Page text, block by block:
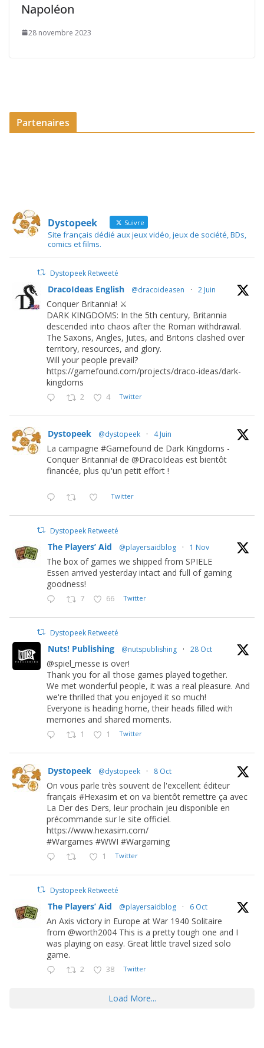
Napoléon
28 novembre 2023
Partenaires
Dystopeek Suivre
Site français dédié aux jeux vidéo, jeux de société, BDs,
comics et films.
Dystopeek Retweeté
DracoIdeas English @dracoideasen · 2 Juin
Conquer Britannia! ⚔️
DARK KINGDOMS: In the 5th century, Britannia
descended into chaos after the Roman withdrawal.
The Saxons, Angles, Jutes, and Britons clashed over
territory, resources, and glory.
Will your people prevail?
https://gamefound.com/projects/draco-ideas/dark-
kingdoms
2 4 Twitter
Dystopeek @dystopeek · 4 Juin
La campagne #Gamefound de Dark Kingdoms -
Conquer Britannia! de @DracoIdeas est bientôt
financée, plus qu'un petit effort !
Twitter
Dystopeek Retweeté
The Players’ Aid @playersaidblog · 1 Nov
The box of games we shipped from SPIELE
Essen arrived yesterday intact and full of gaming
goodness!
7 66 Twitter
Dystopeek Retweeté
Nuts! Publishing @nutspublishing · 28 Oct
@spiel_messe is over!
Thank you for all those games played together.
We met wonderful people, it was a real pleasure. And
we're thrilled that you enjoyed it so much!
Everyone is heading home, their heads filled with
memories and shared moments.
1 1 Twitter
Dystopeek @dystopeek · 8 Oct
On vous parle très souvent de l'excellent éditeur
français #Hexasim et on va bientôt remettre ça avec
La Der des Ders, leur prochain jeu disponible en
précommande sur le site officiel.
https://www.hexasim.com/
#Wargames #WWI #Wargaming
1 Twitter
Dystopeek Retweeté
The Players’ Aid @playersaidblog · 6 Oct
An Axis victory in Europe at War 1940 Solitaire
from @worth2004 This is a pretty tough one and I
was playing on easy. Great little travel sized solo
game.
2 38 Twitter
Load More...